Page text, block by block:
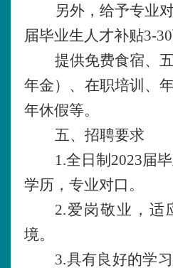
另外，给予专业
届毕业生人才补贴3-
提供免费食宿、
年金）、在职培训、
年休假等。
五、招聘要求
1.全日制2023届
学历，专业对口。
2.爱岗敬业，适
境。
3.具有良好的学